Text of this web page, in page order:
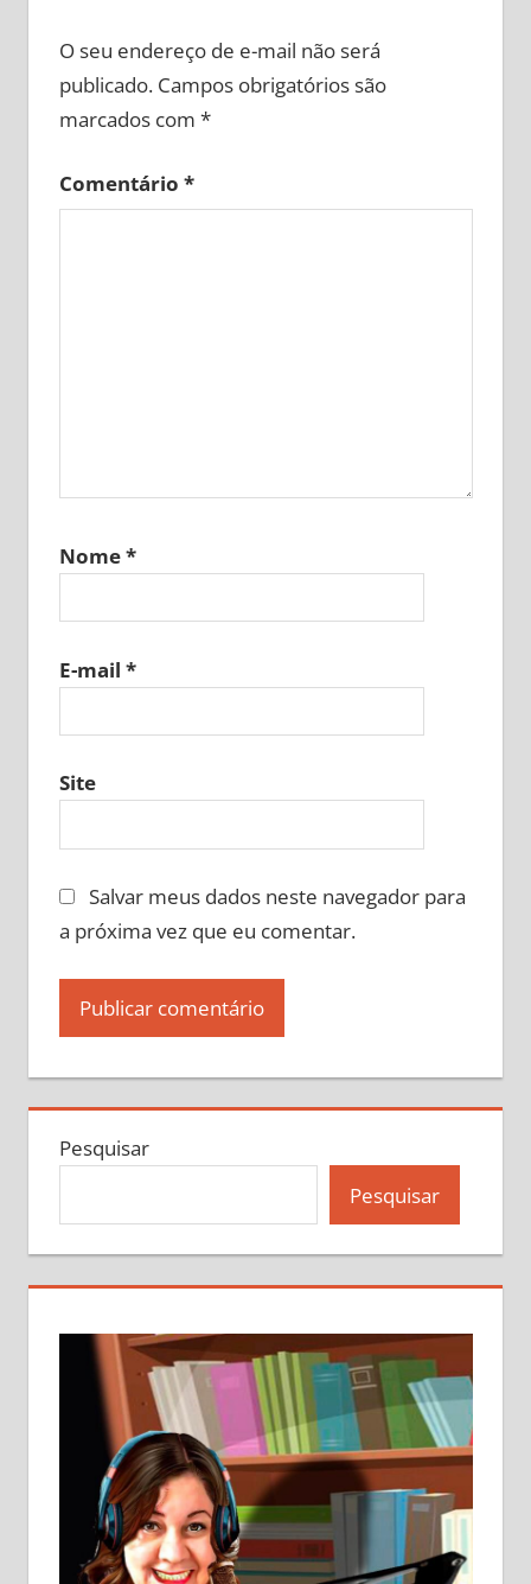
O seu endereço de e-mail não será
publicado. Campos obrigatórios são
marcados com *
Comentário *
Nome*
E-mail *
Site
Salvar meus dados neste navegador para
a próxima vez que eu comentar.
Pesquisar
Pesquisar